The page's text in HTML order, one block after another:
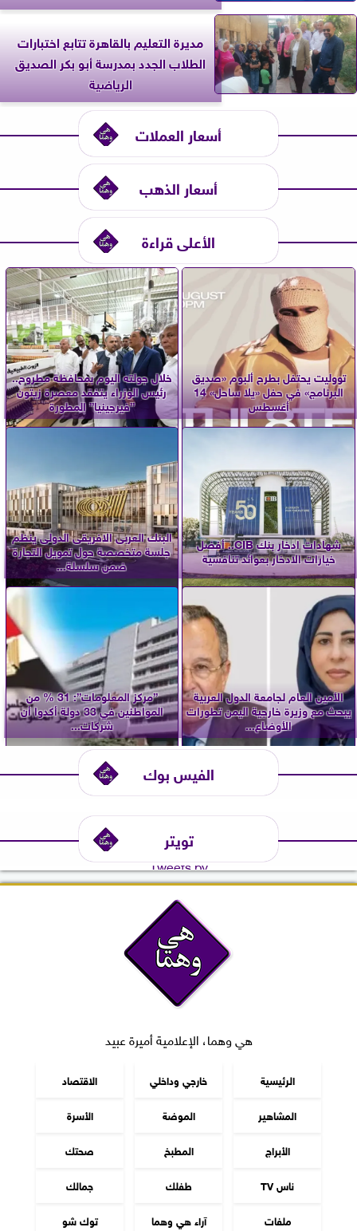
مديرة التعليم بالقاهرة تتابع اختبارات
الطلاب الجدد بمدرسة أبو بكر الصديق
الرياضية
أسعار العملات
أسعار الذهب
الأعلى قراءة
تووليت يحتفل بطرح ألبوم «صديق
البرنامج» في حفل «يلا ساحل» 14
أغسطس
خلال جولته اليوم بمحافظة مطروح..
رئيس الوزراء يتفقد معصرة زيتون
”فيرجينيا” المطورة
شهادات ادخار بنك CIB.. أفضل
خيارات الادخار بعوائد تنافسية
البنك العربى الافريقى الدولى ينظم
جلسة متخصصة حول تمويل التجارة
ضمن سلسلة...
الأمين العام لجامعة الدول العربية
يبحث مع وزيرة خارجية اليمن تطورات
الأوضاع...
”مركز المعلومات”: 31 % من
المواطنين في 33 دولة أكدوا أن
شركات...
الفيس بوك
تويتر
Tweets by
هي وهما، الإعلامية أميرة عبيد
الرئيسية خارجي وداخلي
الاقتصاد
المشاهير
الموضة
الأسرة
الأبراج
المطبخ
صحتك
ناس TV
طفلك
جمالك
ملفات
آراء هي وهما توك شو